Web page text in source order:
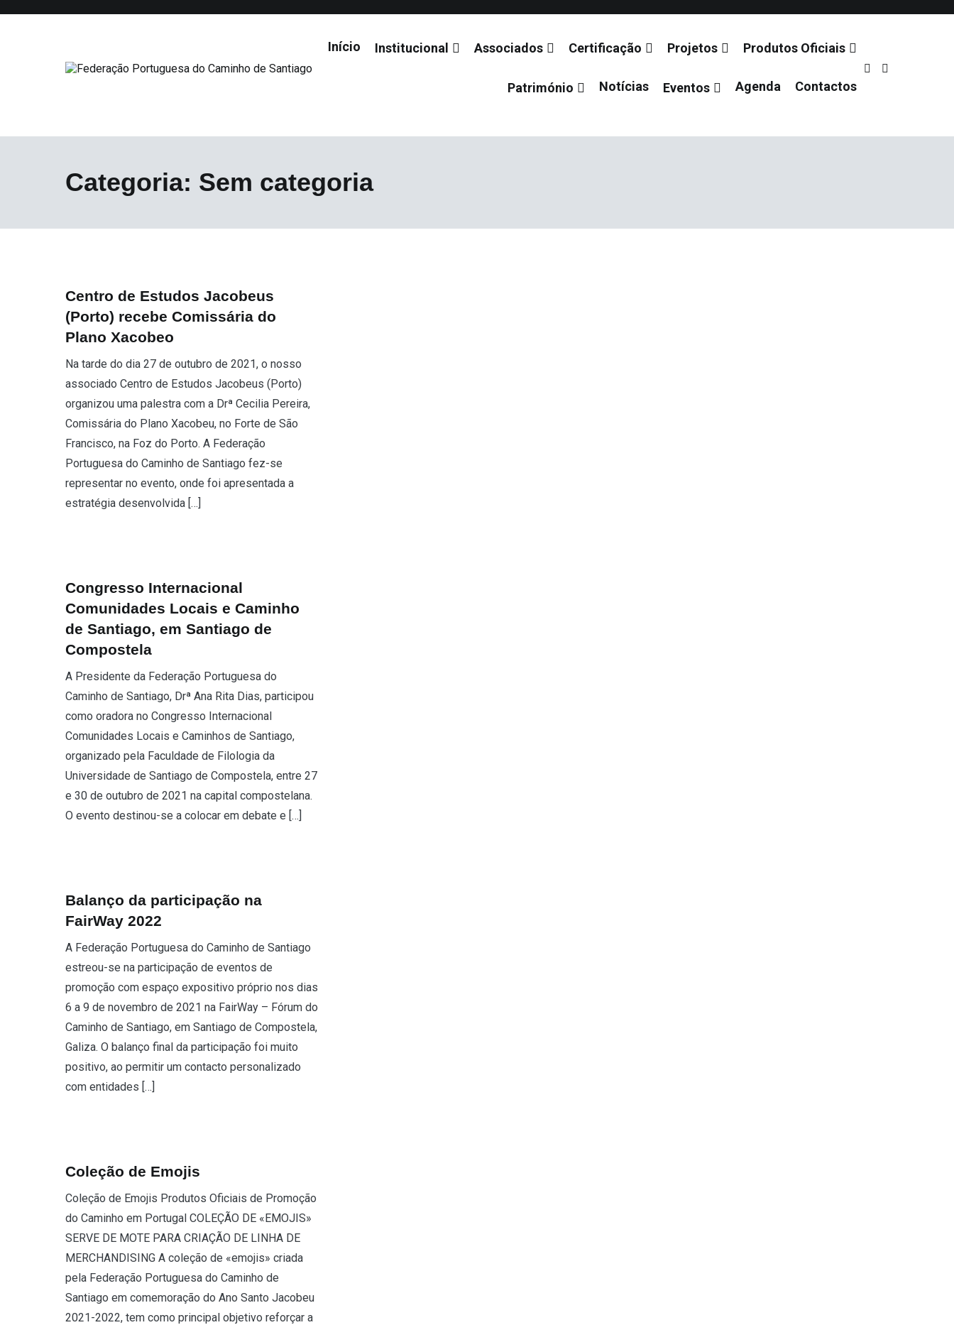
Início Institucional Associados Certificação Projetos Produtos Oficiais
Património Notícias Eventos Agenda Contactos
Categoria: Sem categoria
Centro de Estudos Jacobeus
(Porto) recebe Comissária do
Plano Xacobeo
Na tarde do dia 27 de outubro de 2021, o nosso
associado Centro de Estudos Jacobeus (Porto)
organizou uma palestra com a Drª Cecilia Pereira,
Comissária do Plano Xacobeu, no Forte de São
Francisco, na Foz do Porto. A Federação
Portuguesa do Caminho de Santiago fez-se
representar no evento, onde foi apresentada a
estratégia desenvolvida […]
Congresso Internacional
Comunidades Locais e Caminho
de Santiago, em Santiago de
Compostela
A Presidente da Federação Portuguesa do
Caminho de Santiago, Drª Ana Rita Dias, participou
como oradora no Congresso Internacional
Comunidades Locais e Caminhos de Santiago,
organizado pela Faculdade de Filologia da
Universidade de Santiago de Compostela, entre 27
e 30 de outubro de 2021 na capital compostelana.
O evento destinou-se a colocar em debate e […]
Balanço da participação na
FairWay 2022
A Federação Portuguesa do Caminho de Santiago
estreou-se na participação de eventos de
promoção com espaço expositivo próprio nos dias
6 a 9 de novembro de 2021 na FairWay – Fórum do
Caminho de Santiago, em Santiago de Compostela,
Galiza. O balanço final da participação foi muito
positivo, ao permitir um contacto personalizado
com entidades […]
Coleção de Emojis
Coleção de Emojis Produtos Oficiais de Promoção
do Caminho em Portugal COLEÇÃO DE «EMOJIS»
SERVE DE MOTE PARA CRIAÇÃO DE LINHA DE
MERCHANDISING A coleção de «emojis» criada
pela Federação Portuguesa do Caminho de
Santiago em comemoração do Ano Santo Jacobeu
2021-2022, tem como principal objetivo reforçar a